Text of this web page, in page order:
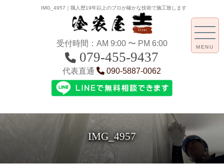
IMG_4957｜職人歴19年以上のプロが確かな技術で施工致します
受付時間：AM 9:00 〜 PM 6:00
079-455-9437
代表直通 090-5887-0062
IMG_4957
MENU